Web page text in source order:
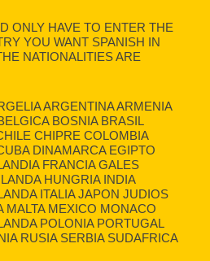
ONLY HAVE TO ENTER THE
YOU WANT SPANISH IN
NATIONALITIES ARE
ARGENTINA ARMENIA
BOSNIA BRASIL
CHIPRE COLOMBIA
DINAMARCA EGIPTO
FRANCIA GALES
HUNGRIA INDIA
ITALIA JAPON JUDIOS
MALTA MEXICO MONACO
POLONIA PORTUGAL
RUSIA SERBIA SUDAFRICA